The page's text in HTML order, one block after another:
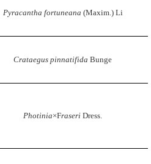
Pyracantha fortuneana (Maxim.) Li
Crataegus pinnatifida Bunge
Photinia×Fraseri Dress.